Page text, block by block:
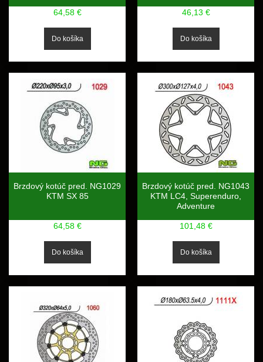
64,58 € 46,13 €
Brzdový kotúč pred. NG1029
KTM SX 85
64,58 €
Brzdový kotúč pred. NG1043
KTM LC4, Superenduro,
Adventure
101,48 €